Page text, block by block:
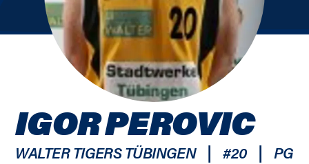
IGOR PEROVIC
WALTER TIGERS TÜBINGEN | #20 | PG